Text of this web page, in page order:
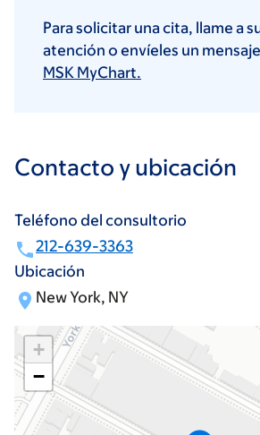
Para solicitar una cita, llame a
atención o envíeles un
MSK MyChart.
Contacto y ubicación
Teléfono del consultorio
212-639-3363
Ubicación
New York, NY
+
−